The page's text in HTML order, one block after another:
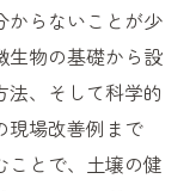
からないことが少
生物の基礎から設
、そして科学的
現場改善例まで
ことで、土壌の健